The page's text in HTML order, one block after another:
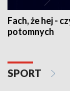
Fach, że hej -
potomnych
SPORT